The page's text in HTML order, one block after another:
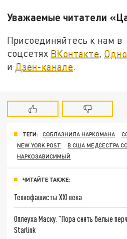
Уважаемые
Присоединяйтесь к нам в
соцсетях ВКонтакте,
и Дзен-канале.
ТЕГИ: СОБЛАЗНИЛА НАРКОМАНА
NEW YORK POST
В США МЕДСЕСТРА
НАРКОЗАВИСИМЫЙ
ЧИТАЙТЕ ТАКЖЕ:
Технофашисты XXI века
Оплеуха Маску. "Пора снять белые
Starlink